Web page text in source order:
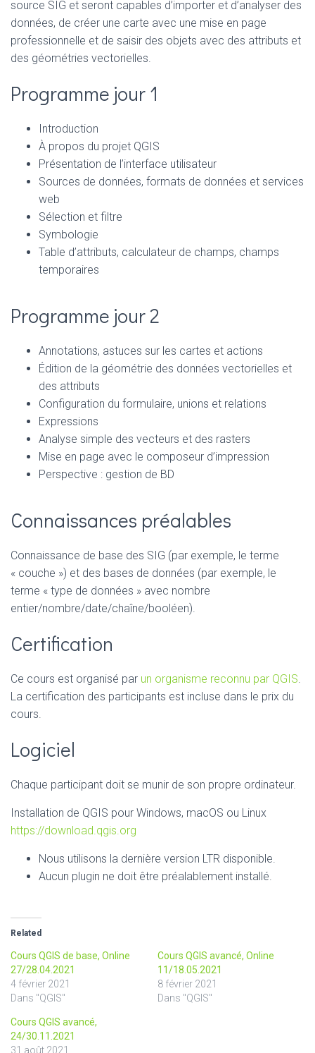
source SIG et seront capables d’importer et d’analyser des
données, de créer une carte avec une mise en page
professionnelle et de saisir des objets avec des attributs et
des géométries vectorielles.
Programme jour 1
Introduction
À propos du projet QGIS
Présentation de l’interface utilisateur
Sources de données, formats de données et services
web
Sélection et filtre
Symbologie
Table d’attributs, calculateur de champs, champs
temporaires
Programme jour 2
Annotations, astuces sur les cartes et actions
Édition de la géométrie des données vectorielles et
des attributs
Configuration du formulaire, unions et relations
Expressions
Analyse simple des vecteurs et des rasters
Mise en page avec le composeur d’impression
Perspective : gestion de BD
Connaissances préalables
Connaissance de base des SIG (par exemple, le terme
« couche ») et des bases de données (par exemple, le
terme « type de données » avec nombre
entier/nombre/date/chaîne/booléen).
Certification
Ce cours est organisé par un organisme reconnu par QGIS.
La certification des participants est incluse dans le prix du
cours.
Logiciel
Chaque participant doit se munir de son propre ordinateur.
Installation de QGIS pour Windows, macOS ou Linux
https://download.qgis.org
Nous utilisons la dernière version LTR disponible.
Aucun plugin ne doit être préalablement installé.
Related
Cours QGIS de base, Online
27/28.04.2021
4 février 2021
Dans "QGIS"
Cours QGIS avancé, Online
11/18.05.2021
8 février 2021
Dans "QGIS"
Cours QGIS avancé,
24/30.11.2021
31 août 2021